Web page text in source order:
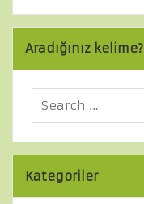
Aradığınız kelime?
Kategoriler